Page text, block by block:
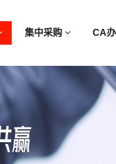
集中采购 CA